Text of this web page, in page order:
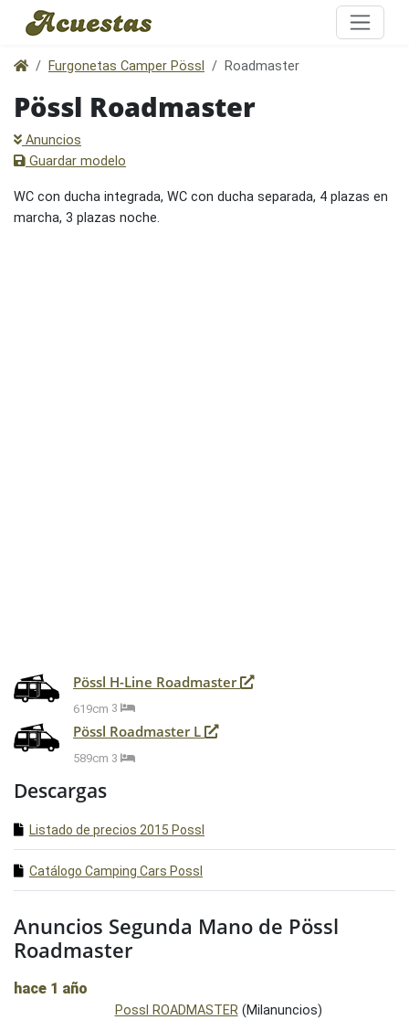
Furgonetas Camper Pössl Roadmaster
Pössl Roadmaster
Anuncios
Guardar modelo
WC con ducha integrada, WC con ducha separada, 4 plazas en
marcha, 3 plazas noche.
Pössl H-Line Roadmaster
619cm 3
Pössl Roadmaster L
589cm 3
Descargas
Listado de precios 2015 Possl
Catálogo Camping Cars Possl
Anuncios Segunda Mano de Pössl
Roadmaster
hace 1 año
Possl ROADMASTER(Milanuncios)